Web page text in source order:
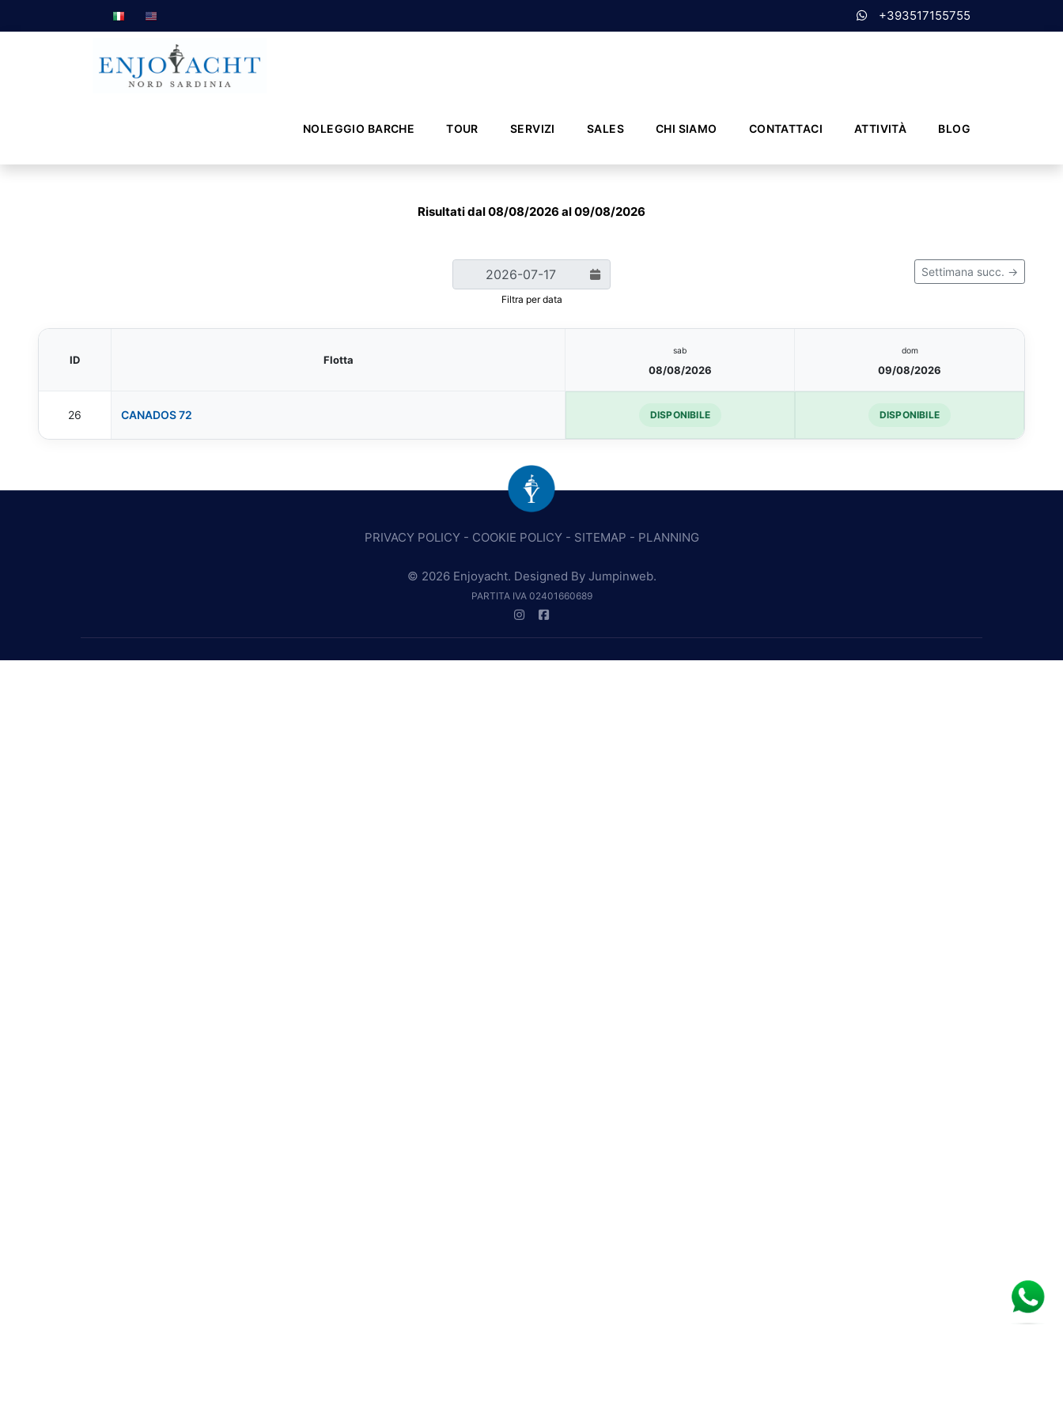
+393517155755
NOLEGGIO BARCHE TOUR SERVIZI SALES CHI SIAMO CONTATTACI ATTIVITÀ BLOG
Risultati dal 08/08/2026 al 09/08/2026
Filtra per data
Settimana succ. →
ID Flotta
sab
08/08/2026
dom
09/08/2026
26 CANADOS 72 DISPONIBILE DISPONIBILE
PRIVACY POLICY- COOKIE POLICY- SITEMAP - PLANNING
© 2026 Enjoyacht. Designed By Jumpinweb.
PARTITA IVA 02401660689